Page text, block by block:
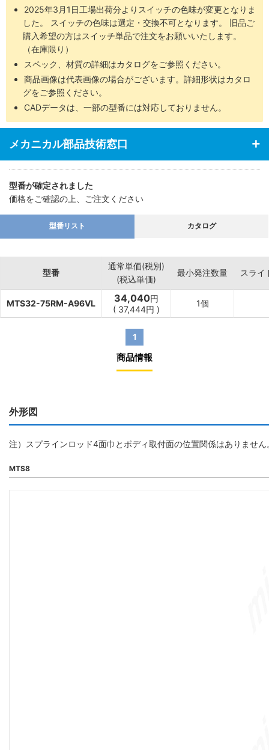
2025年3月1日工場出荷分よりスイッチの色味が変更となりま
した。 スイッチの色味は選定・交換不可となります。 旧品ご
購入希望の方はスイッチ単品で注文をお願いいたします。
（在庫限り）
スペック、材質の詳細はカタログをご参照ください。
商品画像は代表画像の場合がございます。詳細形状はカタロ
グをご参照ください。
CADデータは、一部の型番には対応しておりません。
メカニカル部品技術窓口
型番が確定されました
価格をご確認の上、ご注文ください
型番リスト カタログ
型番
通常単価(税別)
(税込単価)
最小発注数量 スライ
MTS32-75RM-A96VL 34,040円
( 37,444円 )
1個
1
商品情報
外形図
注）スプラインロッド4面巾とボディ取付面の位置関係はありません
MTS8